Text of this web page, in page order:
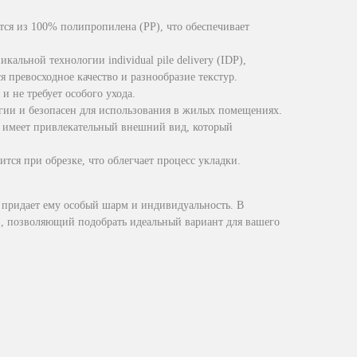
из 100% полипропилена (PP), что обеспечивает
технологии individual pile delivery (IDP),
качество и разнообразие текстур.
не требует особого ухода.
и безопасен для использования в жилых помещениях.
привлекательный внешний вид, который
при обрезке, что облегчает процесс укладки.
ему особый шарм и индивидуальность. В
позволяющий подобрать идеальный вариант для вашего